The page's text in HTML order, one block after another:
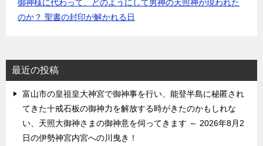
御神様に代わって、どのようにして男神の天照神が現われた
のか？ 聖書の封印が解かれる日
最近の投稿
富山市の皇祖皇大神宮で御神事を行い、能登半島に秘匿され
てきた十戒石板の御神力を解放する時がきたのかもしれな
い、天照大御神さまの御神意を伺ってきます ～ 2026年8月2
日の伊勢神宮内宮への川曳き！